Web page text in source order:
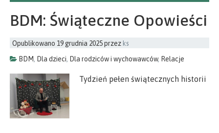
BDM: Świąteczne Opowieści
Opublikowano 19 grudnia 2025przez ks
BDM, Dla dzieci, Dla rodziców i wychowawców, Relacje
Tydzień pełen świątecznych historii